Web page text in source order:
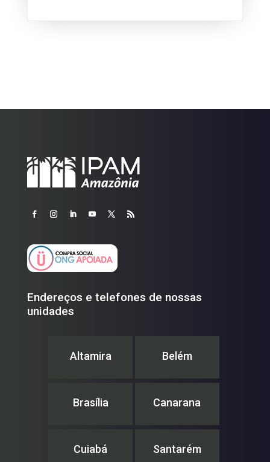
Endereços e telefones de nossas
unidades
Altamira Belém
Brasília Canarana
Cuiabá Santarém